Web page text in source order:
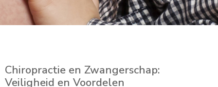
Chiropractie en Zwangerschap:
Veiligheid en Voordelen